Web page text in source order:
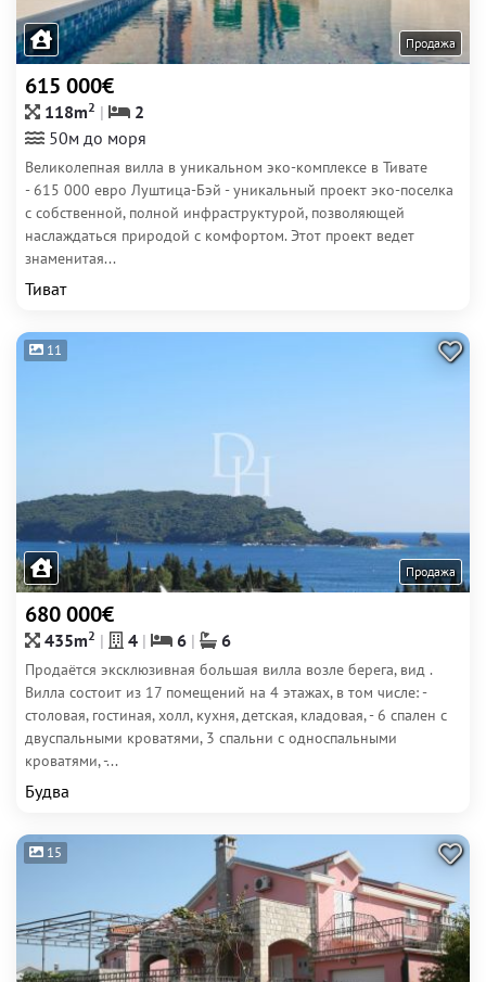
Продажа
615 000€
118m2
2
50м до моря
Великолепная вилла в уникальном эко-комплексе в Тивате
- 615 000 евро Луштица-Бэй - уникальный проект эко-поселка
с собственной, полной инфраструктурой, позволяющей
наслаждаться природой с комфортом. Этот проект ведет
знаменитая...
Тиват
11
Продажа
680 000€
435m2 4 6 6
Продаётся эксклюзивная большая вилла возле берега, вид .
Вилла состоит из 17 помещений на 4 этажах, в том числе: -
столовая, гостиная, холл, кухня, детская, кладовая, - 6 спален с
двуспальными кроватями, 3 спальни с односпальными
кроватями, -...
Будва
15